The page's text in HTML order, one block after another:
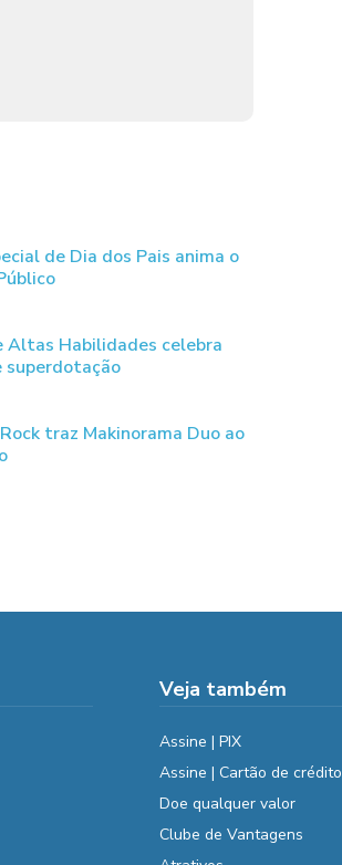
de Dia dos Pais anima o
Altas Habilidades celebra
superdotação
traz Makinorama Duo ao
Veja também
Assine | PIX
Assine | Cartão de crédito
Doe qualquer valor
Clube de Vantagens